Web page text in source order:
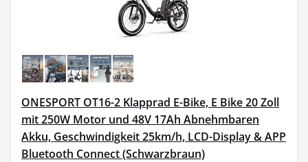
ONESPORT OT16-2 Klapprad E-Bike, E Bike 20 Zoll
mit 250W Motor und 48V 17Ah Abnehmbaren
Akku, Geschwindigkeit 25km/h, LCD-Display & APP
Bluetooth Connect (Schwarzbraun)